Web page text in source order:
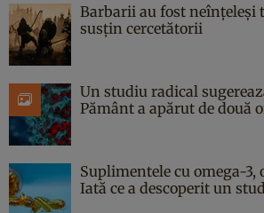
Barbarii au fost neînțeleși
susțin cercetătorii
Un studiu radical
Pământ a apărut de două
Suplimentele cu omega-3,
Iată ce a descoperit un